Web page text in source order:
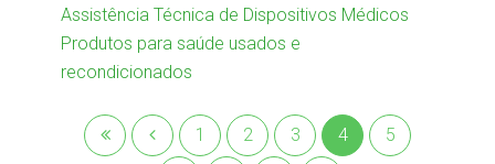
Assistência Técnica de Dispositivos Médicos
Produtos para saúde usados e
recondicionados
1 2 3 4
5